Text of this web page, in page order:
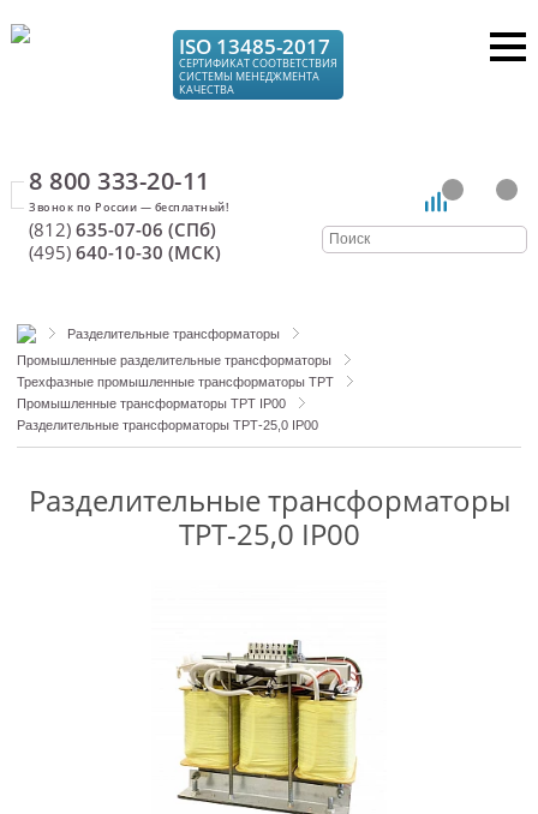
ISO 13485-2017
СЕРТИФИКАТ СООТВЕТСТВИЯ
СИСТЕМЫ МЕНЕДЖМЕНТА
КАЧЕСТВА
8 800 333-20-11
(812) 635-07-06 (СПб)
(495) 640-10-30 (МСК)
Разделительные трансформаторы
Промышленные разделительные трансформаторы
Трехфазные промышленные трансформаторы ТРТ
Промышленные трансформаторы ТРТ IP00
Разделительные трансформаторы ТРТ-25,0 IP00
Разделительные трансформаторы
ТРТ-25,0 IP00